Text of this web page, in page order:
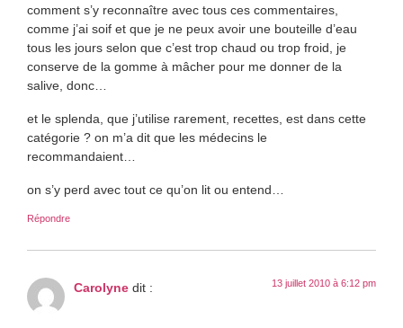
comment s’y reconnaître avec tous ces commentaires,
comme j’ai soif et que je ne peux avoir une bouteille d’eau
tous les jours selon que c’est trop chaud ou trop froid, je
conserve de la gomme à mâcher pour me donner de la
salive, donc…
et le splenda, que j’utilise rarement, recettes, est dans cette
catégorie ? on m’a dit que les médecins le
recommandaient…
on s’y perd avec tout ce qu’on lit ou entend…
Répondre
Carolyne dit : 13 juillet 2010 à 6:12 pm